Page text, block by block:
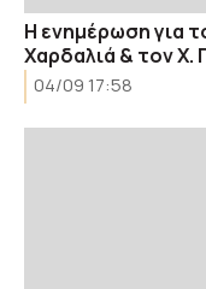
Η ενημέρωση για
Χαρδαλιά & τον Χ.
04/09 17:58